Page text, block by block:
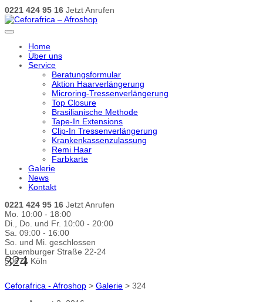
0221 424 95 16 Jetzt Anrufen
Home
Über uns
Service
Beratungsformular
Aktion Haarverlängerung
Microring-Tressenverlängerung
Top Closure
Brasilianische Methode
Tape-In Extensions
Clip-In Tressenverlängerung
Krankenkassenzulassung
Remi Haar
Farbkarte
Galerie
News
Kontakt
0221 424 95 16 Jetzt Anrufen
Mo. 10:00 - 18:00
Di., Do. und Fr. 10:00 - 20:00
Sa. 09:00 - 16:00
So. und Mi. geschlossen
Luxemburger Straße 22-24
50674 Köln
324
Ceforafrica - Afroshop > Galerie > 324